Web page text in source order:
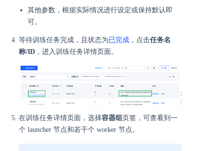
其他参数，根据实际情况进行设定或保持默认即
可。
等待训练任务完成，且状态为已完成 ，点击任务名
称/ID ，进入训练任务详情页面。
在训练任务详情页面，选择容器组 页签，可查看到一
个 launcher 节点和若干个 worker 节点。